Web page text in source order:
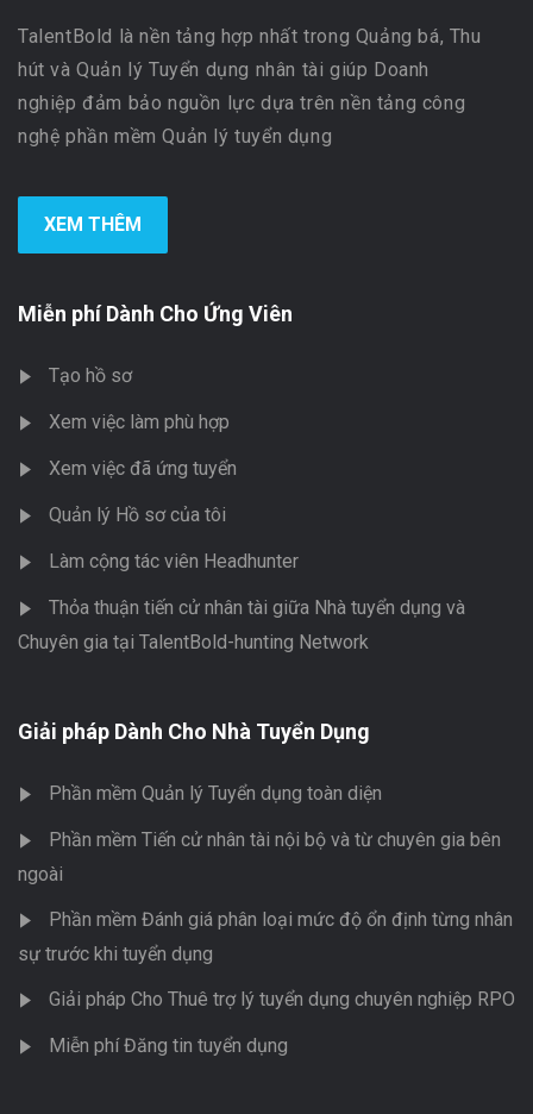
TalentBold là nền tảng hợp nhất trong Quảng bá, Thu
hút và Quản lý Tuyển dụng nhân tài giúp Doanh
nghiệp đảm bảo nguồn lực dựa trên nền tảng công
nghệ phần mềm Quản lý tuyển dụng
XEM THÊM
Miễn phí Dành Cho Ứng Viên
Tạo hồ sơ
Xem việc làm phù hợp
Xem việc đã ứng tuyển
Quản lý Hồ sơ của tôi
Làm cộng tác viên Headhunter
Thỏa thuận tiến cử nhân tài giữa Nhà tuyển dụng và
Chuyên gia tại TalentBold-hunting Network
Giải pháp Dành Cho Nhà Tuyển Dụng
Phần mềm Quản lý Tuyển dụng toàn diện
Phần mềm Tiến cử nhân tài nội bộ và từ chuyên gia bên
ngoài
Phần mềm Đánh giá phân loại mức độ ổn định từng nhân
sự trước khi tuyển dụng
Giải pháp Cho Thuê trợ lý tuyển dụng chuyên nghiệp RPO
Miễn phí Đăng tin tuyển dụng